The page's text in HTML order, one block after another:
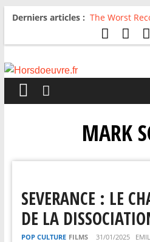
Derniers articles : The Worst
Comment rire
Avril 2026 :
For The First
MARK
SEVERANCE : LE
DE LA
POP CULTURE FILMS 31/01/2025